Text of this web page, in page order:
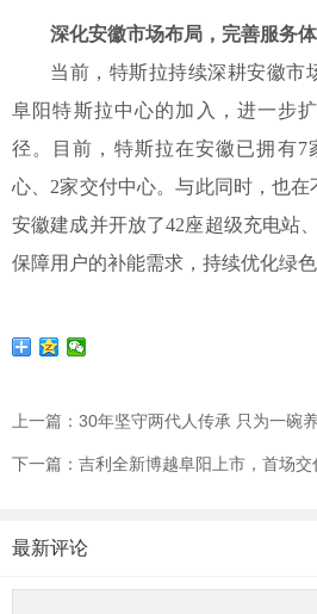
深化安徽市场布局，完善服务
当前，特斯拉持续深耕安徽市
阜阳特斯拉中心的加入，进一步
径。目前，特斯拉在安徽已拥有7
心、2家交付中心。与此同时，也
安徽建成并开放了42座超级充电站
保障用户的补能需求，持续优化绿色
上一篇： 30年坚守两代人传承 只为一碗
下一篇： 吉利全新博越阜阳上市，首场交
最新评论